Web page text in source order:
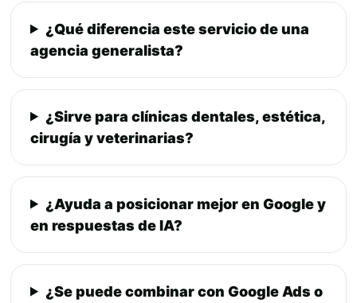
¿Qué diferencia este servicio de una
agencia generalista?
¿Sirve para clínicas dentales, estética,
cirugía y veterinarias?
¿Ayuda a posicionar mejor en Google y
en respuestas de IA?
¿Se puede combinar con Google Ads o